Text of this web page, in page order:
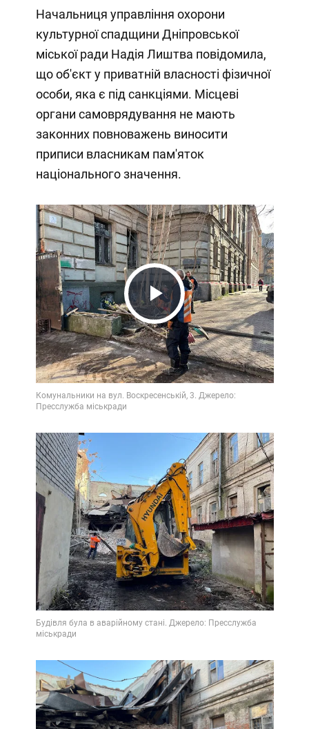
Начальниця управління охорони
культурної спадщини Дніпровської
міської ради Надія Лиштва повідомила,
що об'єкт у приватній власності фізичної
особи, яка є під санкціями. Місцеві
органи самоврядування не мають
законних повноважень виносити
приписи власникам пам'яток
національного значення.
Play
Video